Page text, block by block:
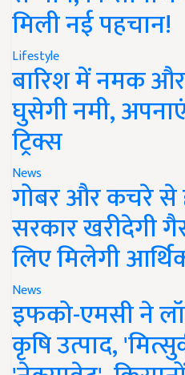
मिली नई पहचान!
Lifestyle
बारिश में नमक
घुसेगी नमी,
ट्रिक्स
News
गोबर और कचरे से
सरकार खरीदेगी
लिए मिलेगी
News
इफको-एमसी ने
कृषि उत्पाद,